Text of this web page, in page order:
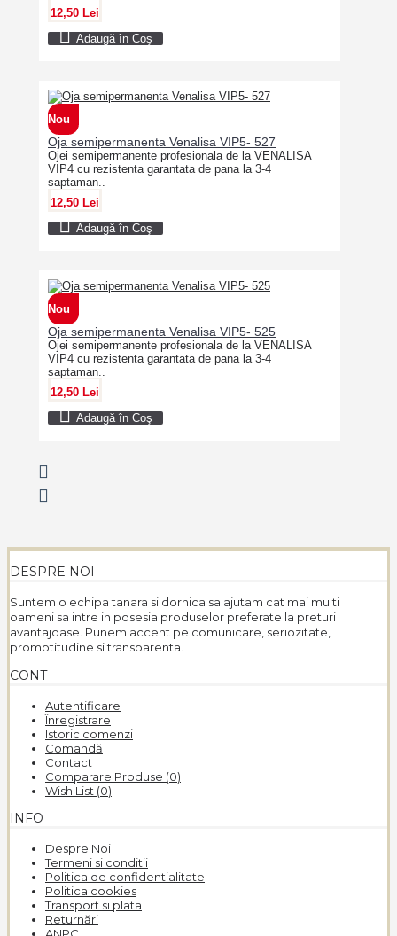
12,50 Lei
Adaugă în Coş
Nou
Oja semipermanenta Venalisa VIP5- 527
Ojei semipermanente profesionala de la VENALISA
VIP4 cu rezistenta garantata de pana la 3-4
saptaman..
12,50 Lei
Adaugă în Coş
Nou
Oja semipermanenta Venalisa VIP5- 525
Ojei semipermanente profesionala de la VENALISA
VIP4 cu rezistenta garantata de pana la 3-4
saptaman..
12,50 Lei
Adaugă în Coş
DESPRE NOI
Suntem o echipa tanara si dornica sa ajutam cat mai multi
oameni sa intre in posesia produselor preferate la preturi
avantajoase. Punem accent pe comunicare, seriozitate,
promptitudine si transparenta.
CONT
Autentificare
Înregistrare
Istoric comenzi
Comandă
Contact
Comparare Produse (0)
Wish List (0)
INFO
Despre Noi
Termeni si conditii
Politica de confidentialitate
Politica cookies
Transport si plata
Returnări
ANPC